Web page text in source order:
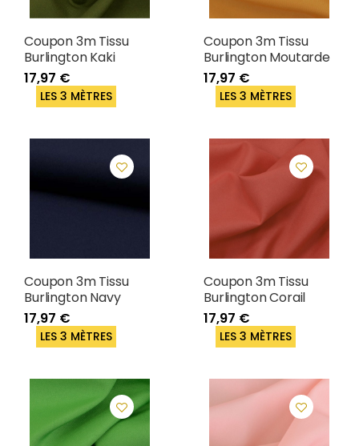
Coupon 3m Tissu
Burlington Kaki
17,97 €
LES 3 MÈTRES
Coupon 3m Tissu
Burlington Moutarde
17,97 €
LES 3 MÈTRES
Coupon 3m Tissu
Burlington Navy
17,97 €
LES 3 MÈTRES
Coupon 3m Tissu
Burlington Corail
17,97 €
LES 3 MÈTRES